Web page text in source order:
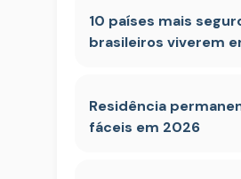
10 países mais
brasileiros viverem
Residência
fáceis em 2026